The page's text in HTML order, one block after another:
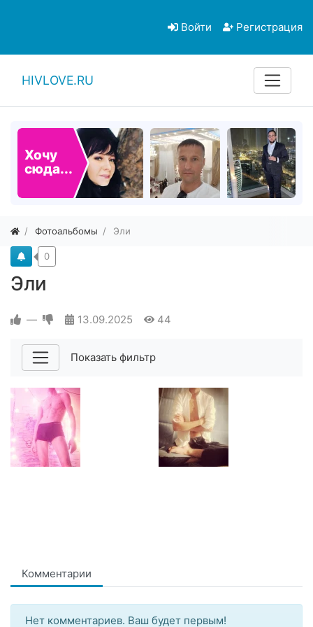
Войти Регистрация
HIVLOVE.RU
Хочу
сюда...
Фотоальбомы Эли
Эли
0
— 13.09.2025 44
Показать фильтр
Комментарии
Нет комментариев. Ваш будет первым!